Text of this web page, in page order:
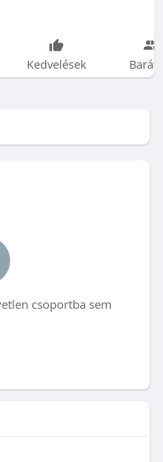
Kedvelések
csoportba sem